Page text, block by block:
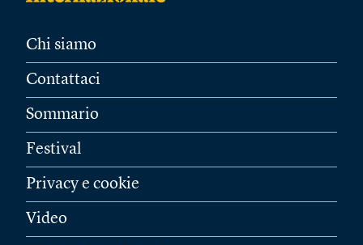
Chi siamo
Contattaci
Sommario
Festival
Privacy e cookie
Video